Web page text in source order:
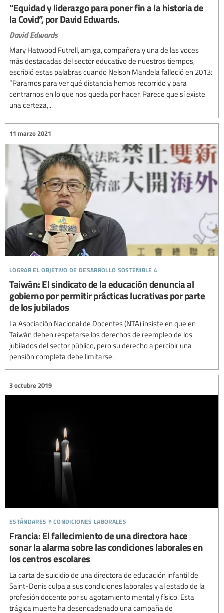
“Equidad y liderazgo para poner fin a la historia de
la Covid”, por David Edwards.
David Edwards
Mary Hatwood Futrell, amiga, compañera y una de las voces
más destacadas del sector educativo de nuestros tiempos,
escribió estas palabras cuando Nelson Mandela falleció en 2013:
“Paramos para ver qué distancia hemos recorrido y para
centrarnos en lo que nos queda por hacer. Parece que sí existe
una certeza,...
lograr el objetivo de desarrollo sostenible 4
11 marzo 2021
Taiwán: El sindicato de la educación denuncia al
gobierno por permitir prácticas lucrativas por parte
de los jubilados
La Asociación Nacional de Docentes (NTA) insiste en que en
Taiwán deben respetarse los derechos de reempleo de los
jubilados del sector público, pero su derecho a percibir una
pensión completa debe limitarse.
estándares y condiciones laborales
3 octubre 2019
Francia: El fallecimiento de una directora hace
sonar la alarma sobre las condiciones laborales en
los centros escolares
La carta de suicidio de una directora de educación infantil de
Saint-Denis culpa a sus condiciones laborales y al estado de la
profesión docente por su agotamiento mental y físico. Esta
trágica muerte ha desencadenado una campaña de